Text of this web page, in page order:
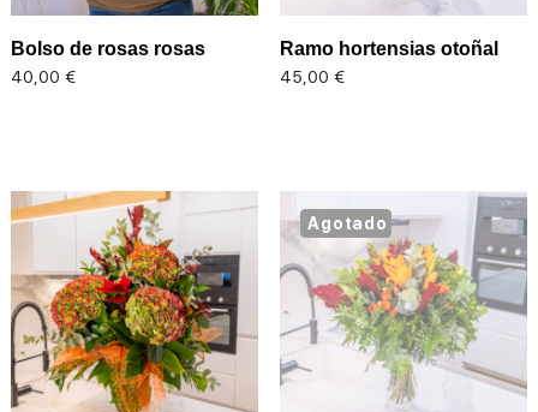
Bolso de rosas rosas
Precio
40,00 €
Ramo hortensias otoñal
Precio
45,00 €
Agotado